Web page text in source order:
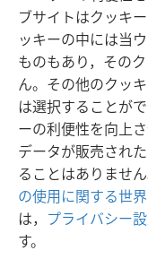
ブサイトはクッキ
ッキーの中には当
ものもあり，その
ん。その他のクッ
は選択することが
ーの利便性を向上
データが販売され
ることはありません
の使用に関する世
は， プライバシー
す。
「死体のある所に
日本
Copyright © 2026
利用規約
プライバシ